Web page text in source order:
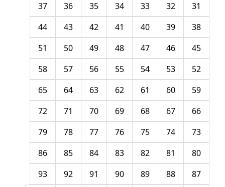
31
32
33
34
35
36
37
38
39
40
41
42
43
44
45
46
47
48
49
50
51
52
53
54
55
56
57
58
59
60
61
62
63
64
65
66
67
68
69
70
71
72
73
74
75
76
77
78
79
80
81
82
83
84
85
86
87
88
89
90
91
92
93